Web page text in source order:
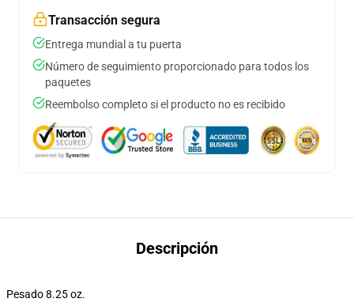
Transacción segura
Entrega mundial a tu puerta
Número de seguimiento proporcionado para todos los
paquetes
Reembolso completo si el producto no es recibido
Descripción
Pesado 8.25 oz.